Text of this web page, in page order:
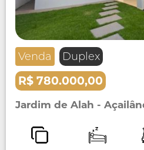
Venda Duplex
R$ 780.000,00
Jardim de Alah -